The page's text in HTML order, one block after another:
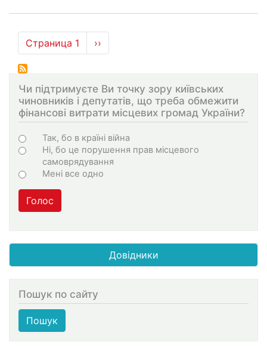
Нумерация
страниц
Страница 1
Следующая
страница
››
Чи підтримуєте Ви точку зору київських
чиновників і депутатів, що треба обмежити
фінансові витрати місцевих громад України?
Choices
Так, бо в країні війна
Ні, бо це порушення прав місцевого
самоврядування
Мені все одно
Голос
Довідники
Пошук по сайту
Пошук